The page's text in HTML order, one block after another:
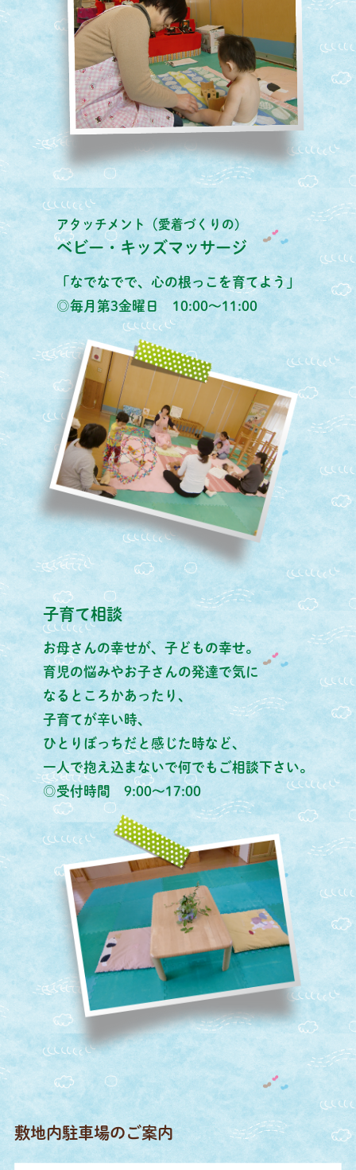
アタッチメント（愛着づくりの)
ベビー・キッズマッサージ
「なでなでで、心の根っこを育てよう」
◎毎月第3金曜日 10:00～11:00
子育て相談
お母さんの幸せが、子どもの幸せ。
育児の悩みやお子さんの発達で気に
なるところかあったり、
子育てが辛い時、
ひとりぼっちだと感じた時など、
一人で抱え込まないで何でもご相談下さい。
◎受付時間 9:00～17:00
敷地内駐車場のご案内